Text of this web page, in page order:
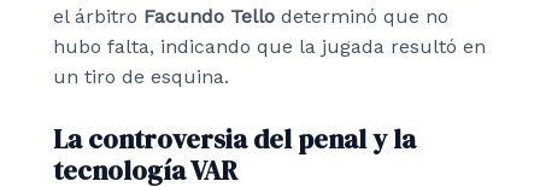
el árbitro Facundo Tello determinó que no
hubo falta, indicando que la jugada resultó en
un tiro de esquina.
La controversia del penal y la
tecnología VAR